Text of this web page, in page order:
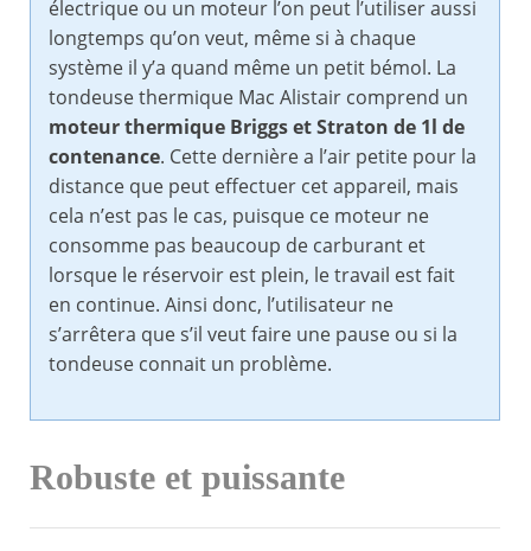
électrique ou un moteur l’on peut l’utiliser aussi
longtemps qu’on veut, même si à chaque
système il y’a quand même un petit bémol. La
tondeuse thermique Mac Alistair comprend un
moteur thermique Briggs et Straton de 1l de
contenance. Cette dernière a l’air petite pour la
distance que peut effectuer cet appareil, mais
cela n’est pas le cas, puisque ce moteur ne
consomme pas beaucoup de carburant et
lorsque le réservoir est plein, le travail est fait
en continue. Ainsi donc, l’utilisateur ne
s’arrêtera que s’il veut faire une pause ou si la
tondeuse connait un problème.
Robuste et puissante